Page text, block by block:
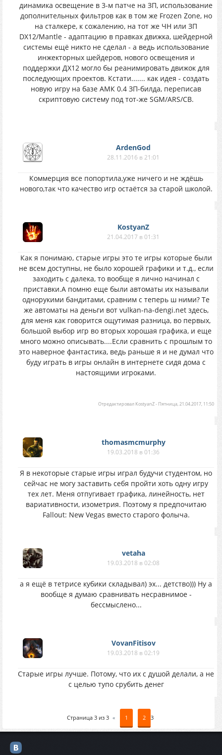
динамика освещение в 3-м патче на ЗП, использование
дополнительных фильтров как в том же Frozen Zone, но
на сталкере, к сожалению, на тот же ЧН или ЗП
DX12/Mantle - адаптацию в правках движка, шейдерной
системы ещё никто не сделал - а ведь использование
инжекторных шейдеров, нового освещения и
поддержки ДХ12 могло бы реанимировать движок для
последующих проектов. Кстати....... как идея - создать
новую игру на базе АМК 0.4 ЗП-билда, переписав
скриптовую систему под тот-же SGM/ARS/СВ.
ArdenGod
28.11.2016 в 21:01
Коммерция все попортила,уже ничего и не ждёшь
нового,так что качество игр остаётся за старой школой.
KostyanZ
21.04.2017 в 01:31
Как я понимаю, старые игры это те игры которые были
не всем доступны, не было хорошей графики и т.д., если
заходить с далека, то вообще я лично начинал с
приставки.А помню еще были автоматы их называли
однорукими бандитами, сравним с теперь ш ними? Те
же автоматы на деньги вот vulkan-na-dengi.net здесь,
для меня как говорится ощутимая разница, во первых,
большой выбор игр во вторых хорошая графика, и еще
много можно описывать....Если сравнить с прошлым то
это наверное фантастика, ведь раньше я и не думал что
буду играть в игры онлайн в интернете сидя дома с
настоящими игроками.
Отредактировал KostyanZ- Пятница, 21.04.2017, 11:50
thomasmcmurphy
19.03.2018 в 01:36
Я в некоторые старые игры играл будучи студентом, но
сейчас не могу заставить себя пройти хоть одну игру
тех лет. Меня отпугивает графика, линейность, нет
вариативности, изометрия. Поэтому я предпочитаю
Fallout: New Vegas вместо старого фолыча.
vetaha
19.03.2018 в 02:08
а я ещё в тетрисе кубики складывал) эх... детство))) Ну а
вообще я думаю сравнивать несравнимое -
бессмыслено...
VovanFitisov
19.03.2018 в 02:19
Старые игры лучше. Потому, что их с душой делали, а не
с целью тупо срубить денег
Страница 3 из 3 « 1 2 3